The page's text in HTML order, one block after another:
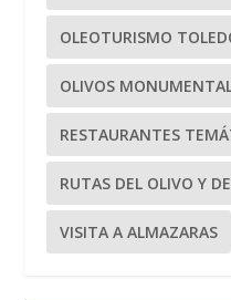
OLEOTURISMO
OLIVOS
RESTAURANTES
RUTAS DEL OLIVO Y
VISITA A ALMAZARAS